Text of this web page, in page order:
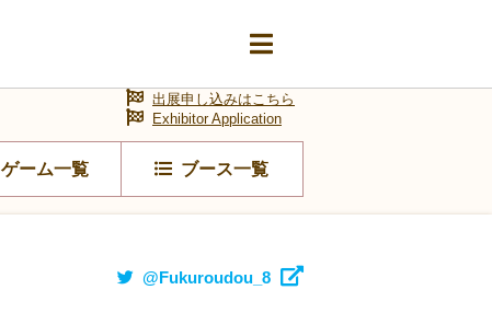
ゲーム一覧 ブース一覧
出展申し込みはこちら
Exhibitor Application
@Fukuroudou_8